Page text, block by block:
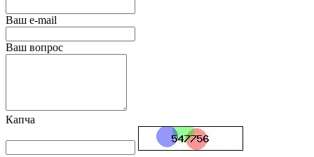
Ваш e-mail
Ваш вопрос
Капча